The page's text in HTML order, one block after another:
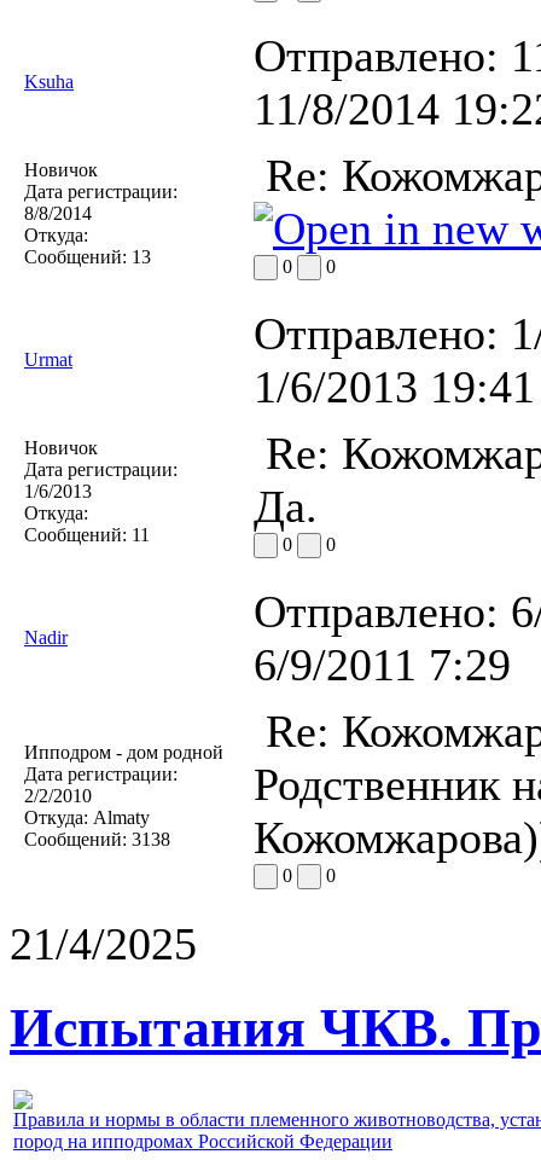
Ksuha
Отправлено:
11/8/2014
Новичок
Дата регистрации:
8/8/2014
Откуда:
Сообщений: 13
Re:
0 0
Urmat
Отправлено:
1/6/2013 19:41
Новичок
Дата регистрации:
1/6/2013
Откуда:
Сообщений: 11
Re:
Да.
0 0
Nadir
Отправлено:
6/9/2011 7:29
Ипподром - дом родной
Дата регистрации:
2/2/2010
Откуда: Almaty
Сообщений: 3138
Re:
Родственник
0 0
21/4/2025
Испытания ЧКВ.
Правила и нормы в области племенного животноводства,
пород на ипподромах Российской Федерации